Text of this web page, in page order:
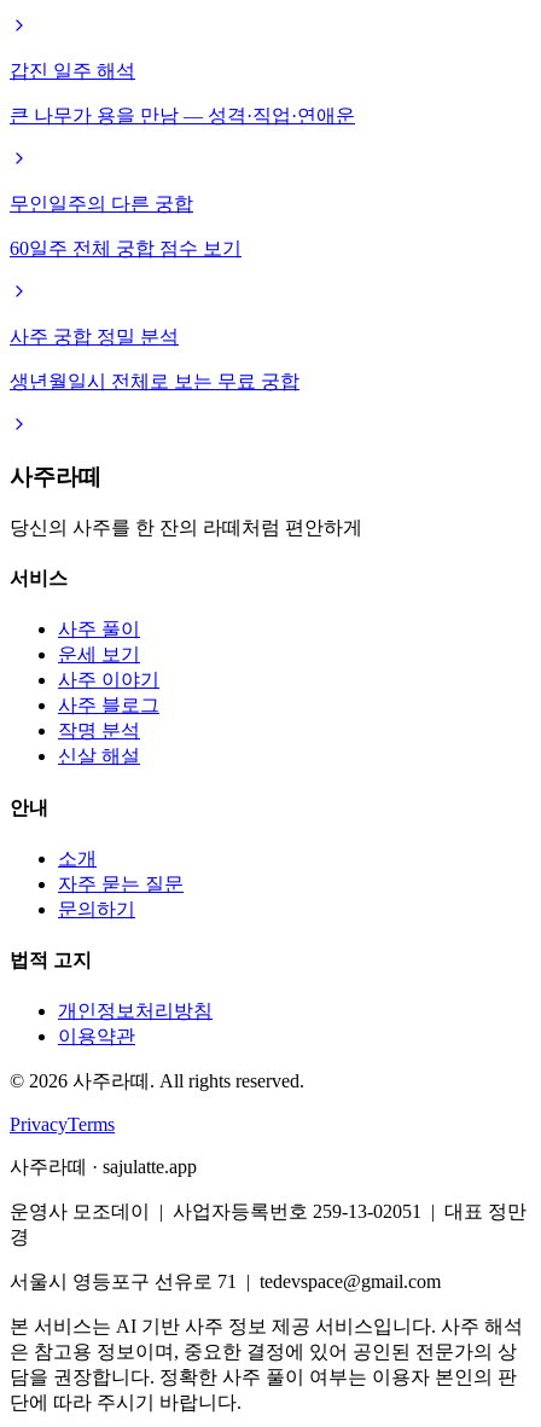
갑진 일주 해석
큰 나무가 용을 만남 — 성격·직업·연애운
무인일주의 다른 궁합
60일주 전체 궁합 점수 보기
사주 궁합 정밀 분석
생년월일시 전체로 보는 무료 궁합
사주라떼
당신의 사주를 한 잔의 라떼처럼 편안하게
서비스
사주 풀이
운세 보기
사주 이야기
사주 블로그
작명 분석
신살 해설
안내
소개
자주 묻는 질문
문의하기
법적 고지
개인정보처리방침
이용약관
© 2026 사주라떼. All rights reserved.
PrivacyTerms
사주라떼 · sajulatte.app
운영사 모조데이 | 사업자등록번호 259-13-02051 | 대표 정만
경
서울시 영등포구 선유로 71 | tedevspace@gmail.com
본 서비스는 AI 기반 사주 정보 제공 서비스입니다. 사주 해석
은 참고용 정보이며, 중요한 결정에 있어 공인된 전문가의 상
담을 권장합니다. 정확한 사주 풀이 여부는 이용자 본인의 판
단에 따라 주시기 바랍니다.